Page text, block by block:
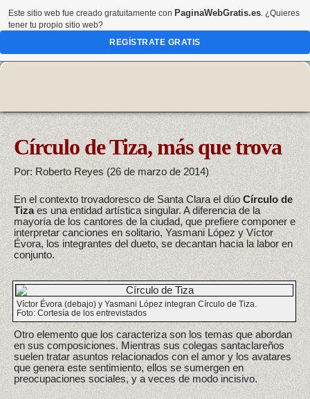
Círculo de Tiza, más que trova
Por: Roberto Reyes (26 de marzo de 2014)
En el contexto trovadoresco de Santa Clara el dúoCírculo de
Tizaes una entidad artística singular. A diferencia de la
mayoría de los cantores de la ciudad, que prefiere componer e
interpretar canciones en solitario, Yasmani López y Víctor
Évora, los integrantes del dueto, se decantan hacia la labor en
conjunto.
Víctor Évora (debajo) y Yasmani López integran Círculo de Tiza.
Foto: Cortesía de los entrevistados
Otro elemento que los caracteriza son los temas que abordan
en sus composiciones. Mientras sus colegas santaclareños
suelen tratar asuntos relacionados con el amor y los avatares
que genera este sentimiento, ellos se sumergen en
preocupaciones sociales, y a veces de modo incisivo.
Este sitio web fue creado gratuitamente con PaginaWebGratis.es. ¿Quieres
tener tu propio sitio web?
REGÍSTRATE GRATIS